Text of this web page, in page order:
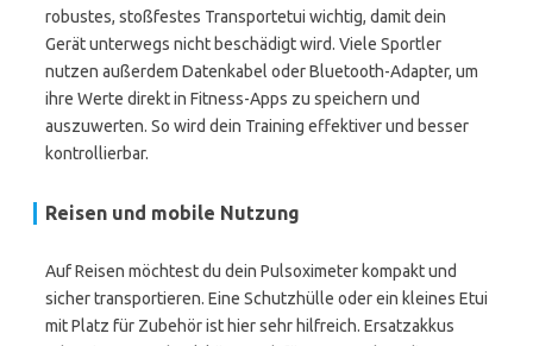
robustes, stoßfestes Transportetui wichtig, damit dein
Gerät unterwegs nicht beschädigt wird. Viele Sportler
nutzen außerdem Datenkabel oder Bluetooth-Adapter, um
ihre Werte direkt in Fitness-Apps zu speichern und
auszuwerten. So wird dein Training effektiver und besser
kontrollierbar.
Reisen und mobile Nutzung
Auf Reisen möchtest du dein Pulsoximeter kompakt und
sicher transportieren. Eine Schutzhülle oder ein kleines Etui
mit Platz für Zubehör ist hier sehr hilfreich. Ersatzakkus